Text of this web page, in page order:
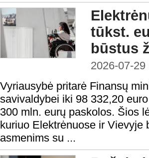
tūkst.
būstus
2026-07-29
Vyriausybė pritarė Finansų
savivaldybei iki 98 332,20
300 mln. eurų paskolos. Šios
kuriuo Elektrėnuose ir Vievyje
asmenims su ...